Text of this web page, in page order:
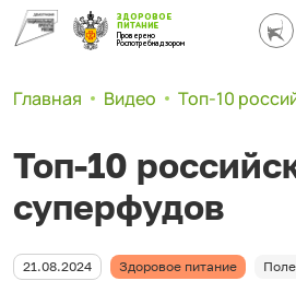
ЗДОРОВОЕ
ПИТАНИЕ
Проверено
Роспотребнадзором
Главная Видео Топ-10
Топ-10
суперфудов
21.08.2024 Здоровое питание